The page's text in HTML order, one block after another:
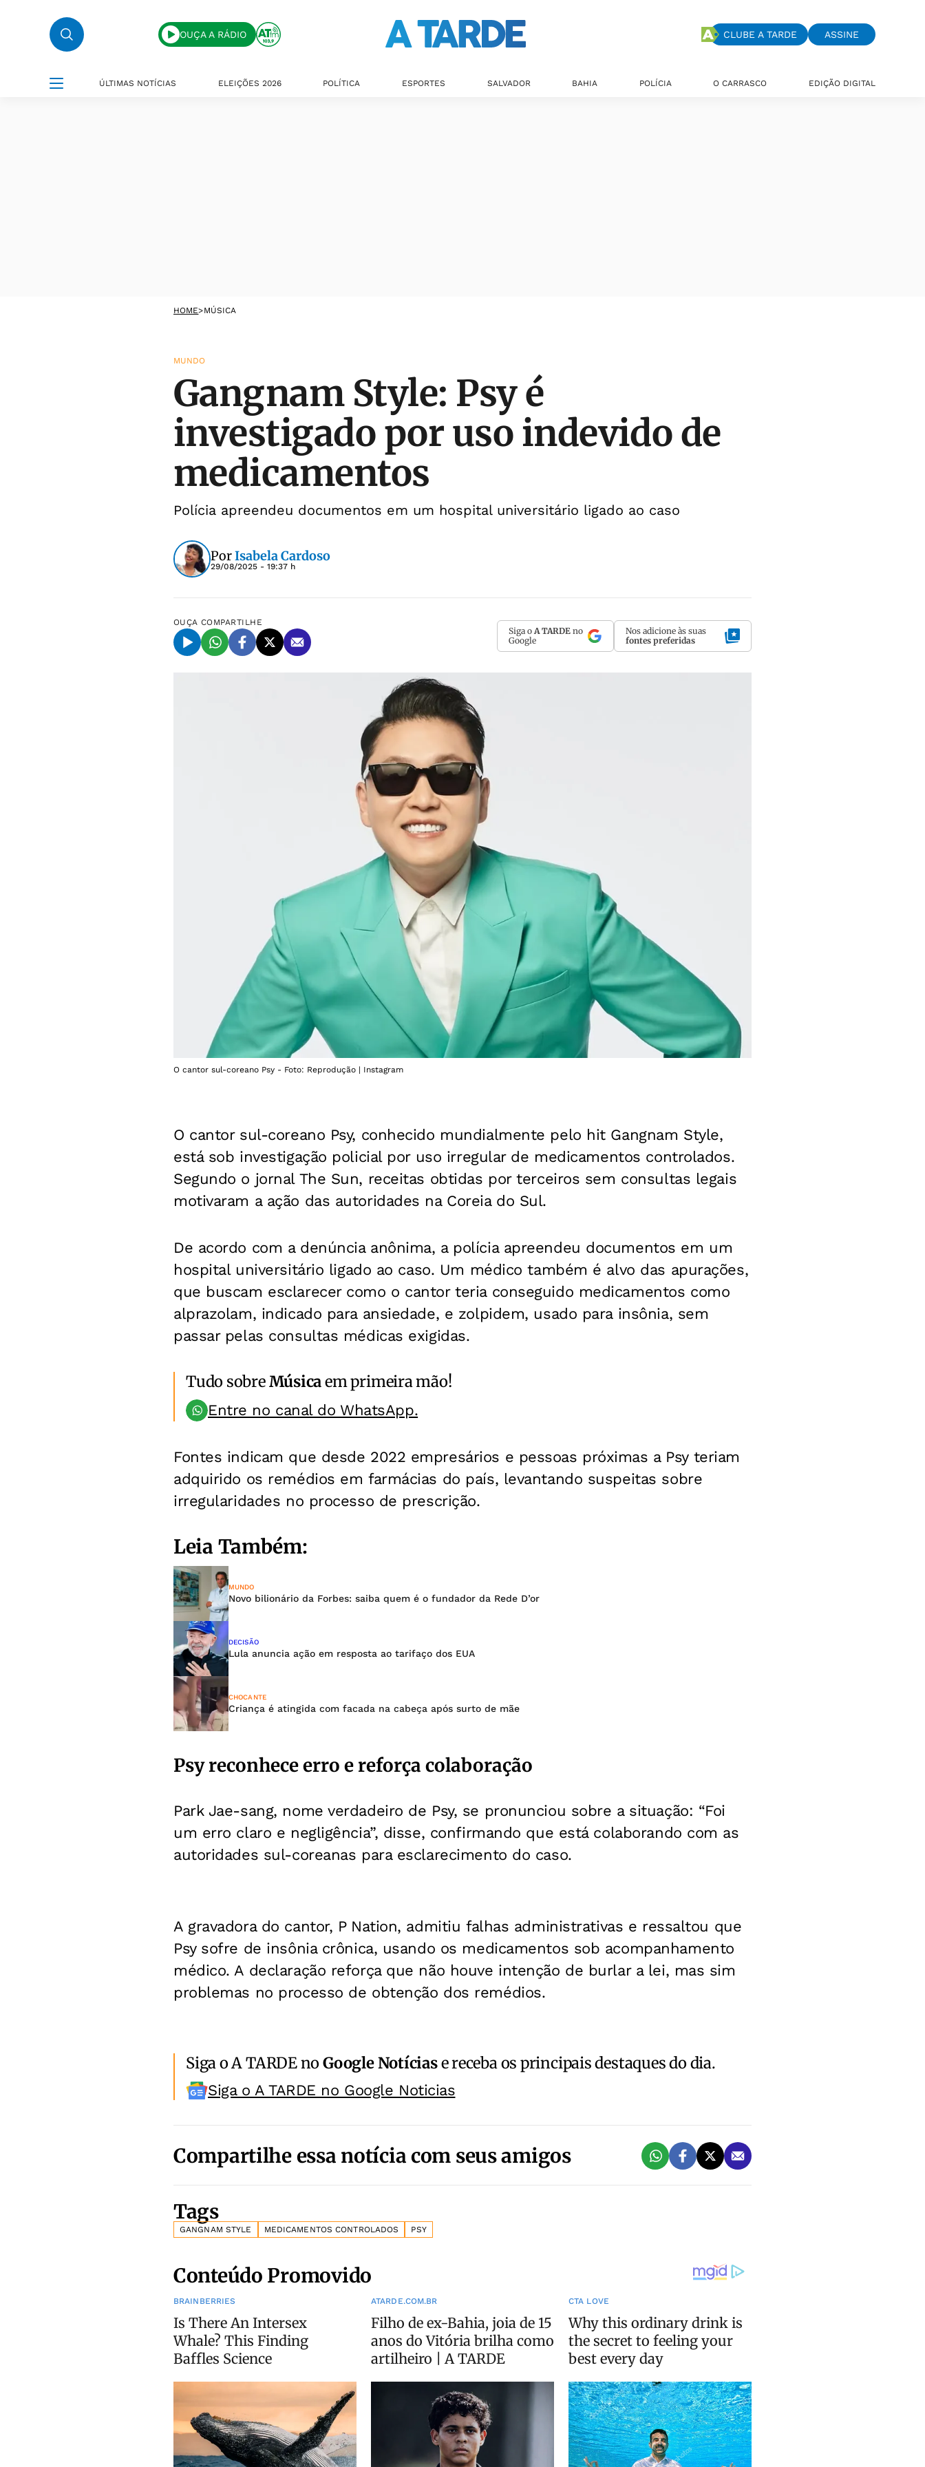
OUÇA A RÁDIO CLUBE A TARDE ASSINE
ÚLTIMAS NOTÍCIAS ELEIÇÕES 2026 POLÍTICA ESPORTES SALVADOR BAHIA POLÍCIA O CARRASCO EDIÇÃO DIGITAL
HOME>MÚSICA
MUNDO
Gangnam Style: Psy é
investigado por uso indevido de
medicamentos
Polícia apreendeu documentos em um hospital universitário ligado ao caso
PorIsabela Cardoso
29/08/2025 - 19:37 h
OUÇA COMPARTILHE
Siga o A TARDE no
Google
Nos adicione às suas
fontes preferidas
O cantor sul-coreano Psy - Foto: Reprodução | Instagram
O cantor sul-coreano Psy, conhecido mundialmente pelo hit Gangnam Style,
está sob investigação policial por uso irregular de medicamentos controlados.
Segundo o jornal The Sun, receitas obtidas por terceiros sem consultas legais
motivaram a ação das autoridades na Coreia do Sul.
De acordo com a denúncia anônima, a polícia apreendeu documentos em um
hospital universitário ligado ao caso. Um médico também é alvo das apurações,
que buscam esclarecer como o cantor teria conseguido medicamentos como
alprazolam, indicado para ansiedade, e zolpidem, usado para insônia, sem
passar pelas consultas médicas exigidas.
Tudo sobreMúsicaem primeira mão!
Entre no canal do WhatsApp.
Fontes indicam que desde 2022 empresários e pessoas próximas a Psy teriam
adquirido os remédios em farmácias do país, levantando suspeitas sobre
irregularidades no processo de prescrição.
Leia Também:
MUNDO
Novo bilionário da Forbes: saiba quem é o fundador da Rede D’or
DECISÃO
Lula anuncia ação em resposta ao tarifaço dos EUA
CHOCANTE
Criança é atingida com facada na cabeça após surto de mãe
Psy reconhece erro e reforça colaboração
Park Jae-sang, nome verdadeiro de Psy, se pronunciou sobre a situação: “Foi
um erro claro e negligência”, disse, confirmando que está colaborando com as
autoridades sul-coreanas para esclarecimento do caso.
A gravadora do cantor, P Nation, admitiu falhas administrativas e ressaltou que
Psy sofre de insônia crônica, usando os medicamentos sob acompanhamento
médico. A declaração reforça que não houve intenção de burlar a lei, mas sim
problemas no processo de obtenção dos remédios.
Siga o A TARDE noGoogle Notíciase receba os principais destaques do dia.
Siga o A TARDE no Google Noticias
Compartilhe essa notícia com seus amigos
Tags
GANGNAM STYLE MEDICAMENTOS CONTROLADOS PSY